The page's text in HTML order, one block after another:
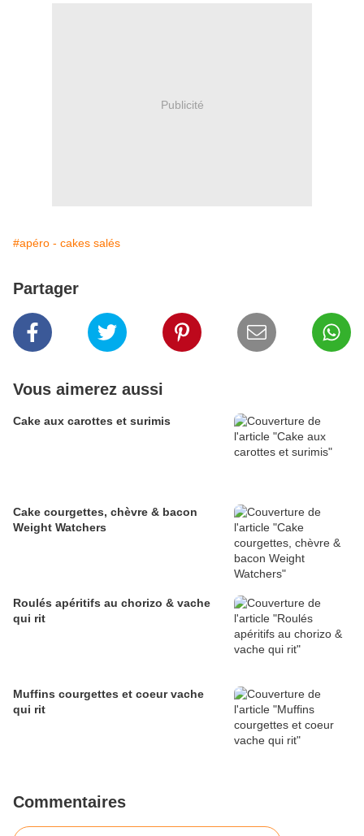
Publicité
#apéro - cakes salés
Partager
Vous aimerez aussi
Cake aux carottes et surimis
Cake courgettes, chèvre & bacon
Weight Watchers
Roulés apéritifs au chorizo & vache
qui rit
Muffins courgettes et coeur vache
qui rit
Commentaires